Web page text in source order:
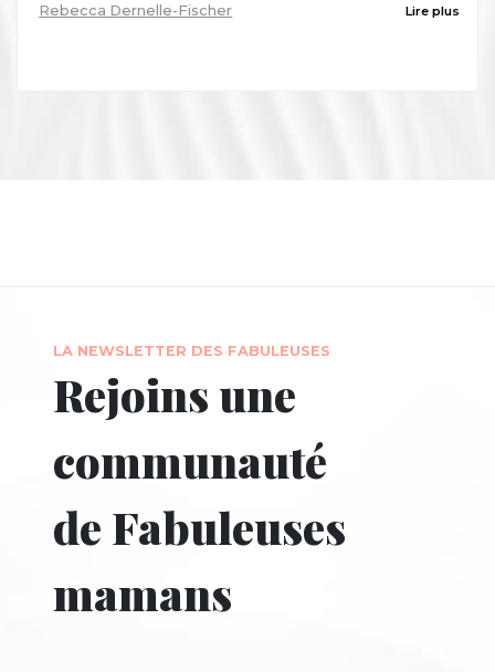
Rebecca Dernelle-Fischer Lire plus
LA NEWSLETTER DES FABULEUSES
Rejoins une
communauté
de Fabuleuses
mamans